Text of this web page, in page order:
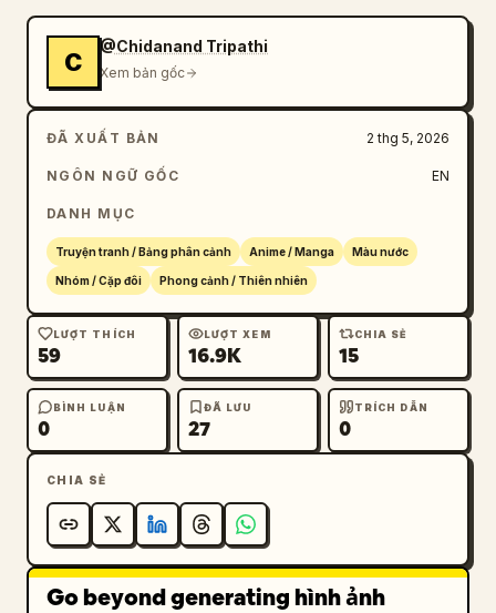
C
@Chidanand Tripathi
Xem bản gốc
ĐÃ XUẤT BẢN 2 thg 5, 2026
NGÔN NGỮ GỐC EN
DANH MỤC
Truyện tranh / Bảng phân cảnh Anime / Manga Màu nước
Nhóm / Cặp đôi Phong cảnh / Thiên nhiên
LƯỢT THÍCH
59
LƯỢT XEM
16.9K
CHIA SẺ
15
BÌNH LUẬN
0
ĐÃ LƯU
27
TRÍCH DẪN
0
CHIA SẺ
Go beyond generating hình ảnh